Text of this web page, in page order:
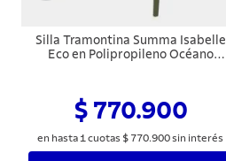
Silla Tramontina Summa Isabelle
Eco en Polipropileno Océano
$ 770.900
en hasta 1 cuotas $ 770.900sin interés